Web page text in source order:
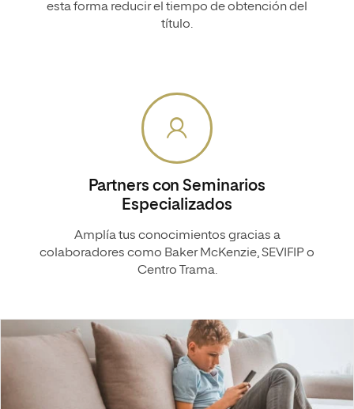
esta forma reducir el tiempo de obtención del
título.
Partners con Seminarios
Especializados
Amplía tus conocimientos gracias a
colaboradores como Baker McKenzie, SEVIFIP o
Centro Trama.